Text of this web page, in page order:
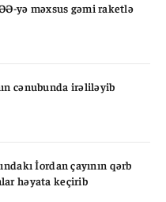
yə məxsus gəmi raketlə
cənubunda irəliləyib
İordan çayının qərb
həyata keçirib